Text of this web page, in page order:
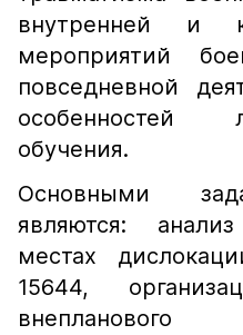
внутренней и
мероприятий
повседневной
особенностей
обучения.
Основными
являются:
местах
15644,